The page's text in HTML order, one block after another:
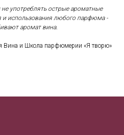
употреблять острые ароматные
и использования любого парфюма -
аромат вина.
Вина и Школа парфюмерии «Я творю»